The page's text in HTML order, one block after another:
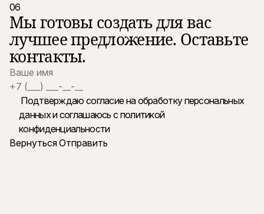
06
Мы готовы создать для вас
лучшее предложение. Оставьте
контакты.
Подтверждаю согласие на обработку персональных
данных исоглашаюсь с политикой
конфиденциальности
Вернуться